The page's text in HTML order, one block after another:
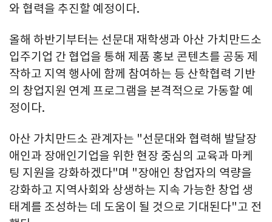
와 협력을 추진할 예정이다.
올해 하반기부터는 선문대 재학생과 아산 가치만드소
입주기업 간 협업을 통해 제품 홍보 콘텐츠를 공동 제
작하고 지역 행사에 함께 참여하는 등 산학협력 기반
의 창업지원 연계 프로그램을 본격적으로 가동할 예
정이다.
아산 가치만드소 관계자는 "선문대와 협력해 발달장
애인과 장애인기업을 위한 현장 중심의 교육과 마케
팅 지원을 강화하겠다"며 "장애인 창업자의 역량을
강화하고 지역사회와 상생하는 지속 가능한 창업 생
태계를 조성하는 데 도움이 될 것으로 기대된다"고 전